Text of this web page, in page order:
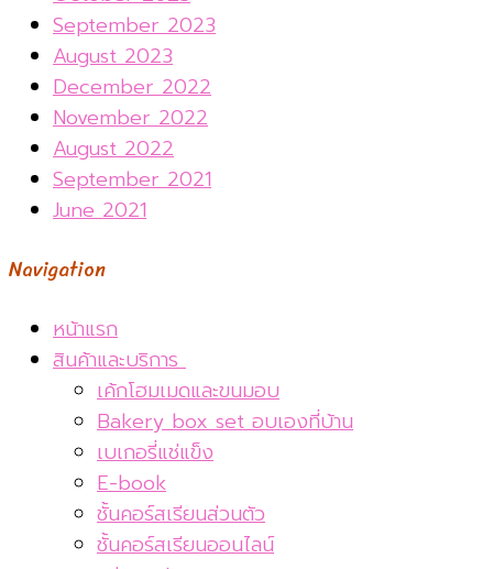
September 2023
August 2023
December 2022
November 2022
August 2022
September 2021
June 2021
Navigation
หน้าแรก
สินค้าและบริการ
เค้กโฮมเมดและขนมอบ
Bakery box set อบเองที่บ้าน
เบเกอรี่แช่แข็ง
E-book
ชั้นคอร์สเรียนส่วนตัว
ชั้นคอร์สเรียนออนไลน์